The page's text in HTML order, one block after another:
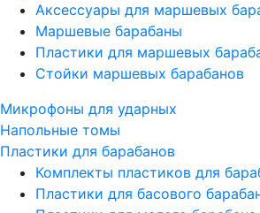
Аксессуары для маршевых
Маршевые барабаны
Пластики для маршевых
Стойки маршевых барабанов
Микрофоны для ударных
Напольные томы
Пластики для барабанов
Комплекты пластиков для
Пластики для басового